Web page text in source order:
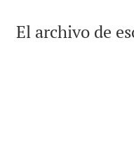
El archivo de